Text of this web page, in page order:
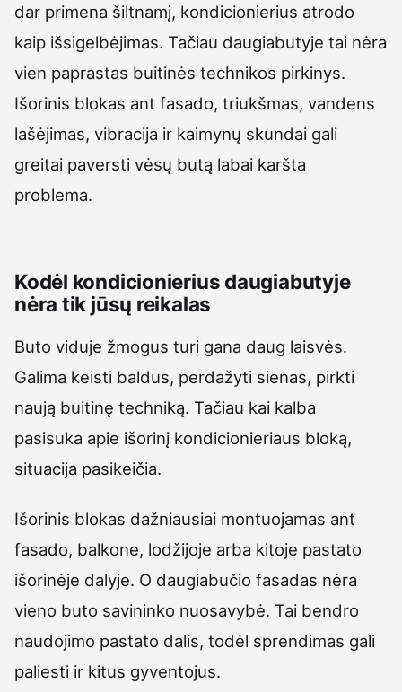
dar primena šiltnamį, kondicionierius atrodo
kaip išsigelbėjimas. Tačiau daugiabutyje tai nėra
vien paprastas buitinės technikos pirkinys.
Išorinis blokas ant fasado, triukšmas, vandens
lašėjimas, vibracija ir kaimynų skundai gali
greitai paversti vėsų butą labai karšta
problema.
Kodėl kondicionierius daugiabutyje
nėra tik jūsų reikalas
Buto viduje žmogus turi gana daug laisvės.
Galima keisti baldus, perdažyti sienas, pirkti
naują buitinę techniką. Tačiau kai kalba
pasisuka apie išorinį kondicionieriaus bloką,
situacija pasikeičia.
Išorinis blokas dažniausiai montuojamas ant
fasado, balkone, lodžijoje arba kitoje pastato
išorinėje dalyje. O daugiabučio fasadas nėra
vieno buto savininko nuosavybė. Tai bendro
naudojimo pastato dalis, todėl sprendimas gali
paliesti ir kitus gyventojus.